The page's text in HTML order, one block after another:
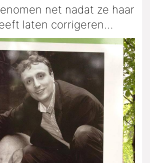
net nadat ze haar
laten corrigeren…